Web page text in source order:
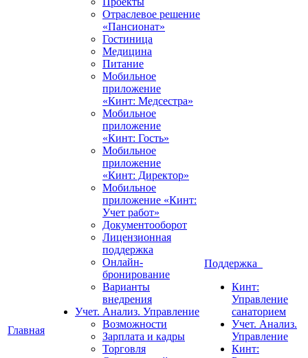
Главная
Отраслевое решение
«Пансионат»
Гостиница
Медицина
Питание
Мобильное
приложение
«Кинт: Медсестра»
Мобильное
приложение
«Кинт: Гость»
Мобильное
приложение
«Кинт: Директор»
Мобильное
приложение «Кинт:
Учет работ»
Документооборот
Лицензионная
поддержка
Онлайн-
бронирование
Варианты
внедрения
Учет. Анализ. Управление
Возможности
Зарплата и кадры
Торговля
Поддержка
Кинт:
Управление
санаторием
Учет. Анализ.
Управление
Кинт: